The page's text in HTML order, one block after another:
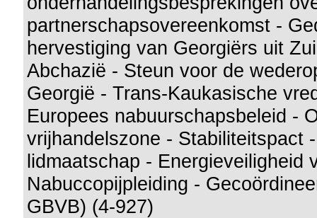
partnerschapsovereenkomst -
hervestiging van Georgiërs uit
Abchazië - Steun voor de
Georgië - Trans-Kaukasische
Europees nabuurschapsbeleid -
vrijhandelszone - Stabiliteitspact
lidmaatschap - Energieveiligheid
Nabuccopijpleiding -
GBVB) (4-927)